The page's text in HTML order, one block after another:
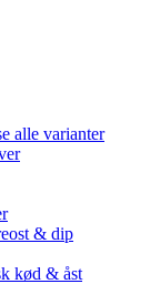
alle varianter
& dip
kød & åst